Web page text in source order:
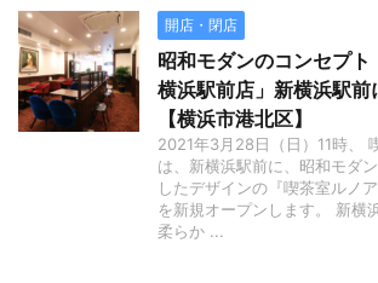
開店・閉店
昭和モダンのコンセプ
横浜駅前店」新横浜駅
【横浜市港北区】
2021年3月28日（日）11時、
は、新横浜駅前に、昭和モダ
したデザインの『喫茶室ルノ
を新規オープンします。 新横
柔らか ...